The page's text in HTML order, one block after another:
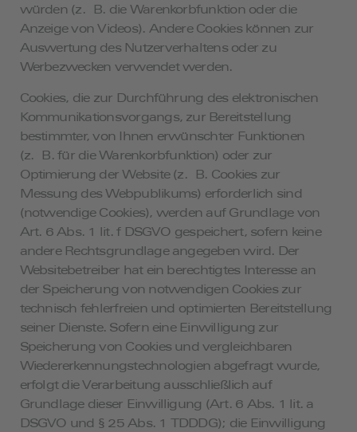
würden (z. B. die Warenkorbfunktion oder die
Anzeige von Videos). Andere Cookies können zur
Auswertung des Nutzerverhaltens oder zu
Werbezwecken verwendet werden.
Cookies, die zur Durchführung des elektronischen
Kommunikationsvorgangs, zur Bereitstellung
bestimmter, von Ihnen erwünschter Funktionen
(z. B. für die Warenkorbfunktion) oder zur
Optimierung der Website (z. B. Cookies zur
Messung des Webpublikums) erforderlich sind
(notwendige Cookies), werden auf Grundlage von
Art. 6 Abs. 1 lit. f DSGVO gespeichert, sofern keine
andere Rechtsgrundlage angegeben wird. Der
Websitebetreiber hat ein berechtigtes Interesse an
der Speicherung von notwendigen Cookies zur
technisch fehlerfreien und optimierten Bereitstellung
seiner Dienste. Sofern eine Einwilligung zur
Speicherung von Cookies und vergleichbaren
Wiedererkennungstechnologien abgefragt wurde,
erfolgt die Verarbeitung ausschließlich auf
Grundlage dieser Einwilligung (Art. 6 Abs. 1 lit. a
DSGVO und § 25 Abs. 1 TDDDG); die Einwilligung